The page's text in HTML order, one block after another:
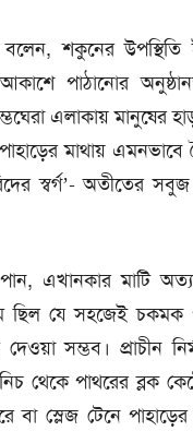
শকুনের উপস্থিতি
পাঠানোর
এলাকায় মানুষের
মাথায় এমনভাবে
স্বর্গ’- অতীতের
এখানকার মাটি
যে সহজেই চকমক
সম্ভব। প্রাচীন
থেকে পাথরের ব্লক
স্লেজ টেনে পাহাড়ের